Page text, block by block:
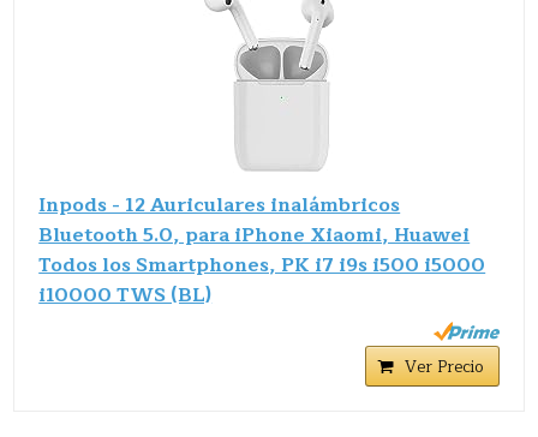
Inpods - 12 Auriculares inalámbricos
Bluetooth 5.0, para iPhone Xiaomi, Huawei
Todos los Smartphones, PK i7 i9s i500 i5000
i10000 TWS (BL)
Ver Precio